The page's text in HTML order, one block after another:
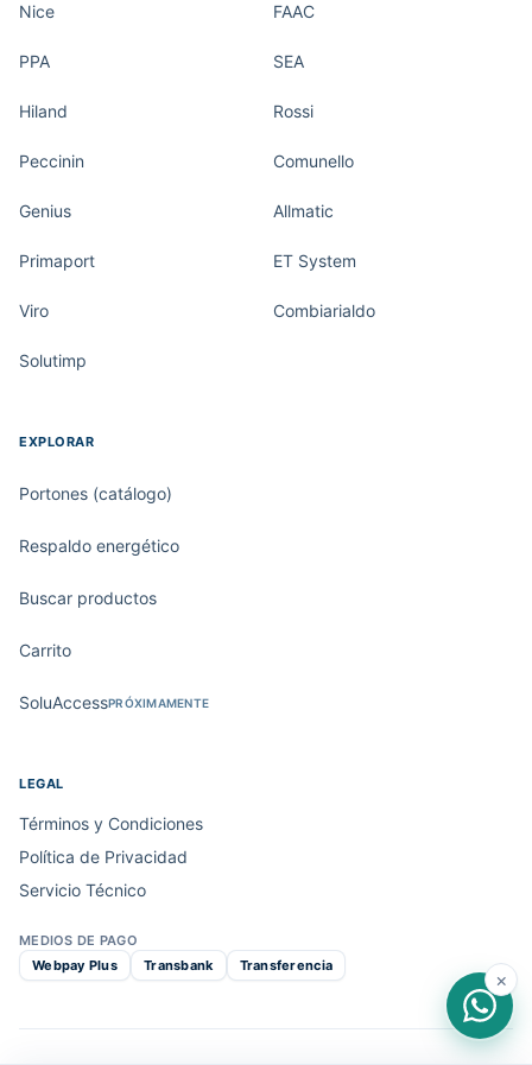
Nice FAAC
PPA SEA
Hiland Rossi
Peccinin Comunello
Genius Allmatic
Primaport ET System
Viro Combiarialdo
Solutimp
EXPLORAR
Portones (catálogo)
Respaldo energético
Buscar productos
Carrito
SoluAccessPRÓXIMAMENTE
LEGAL
Términos y Condiciones
Política de Privacidad
Servicio Técnico
MEDIOS DE PAGO
Webpay Plus
Transbank Transferencia
×